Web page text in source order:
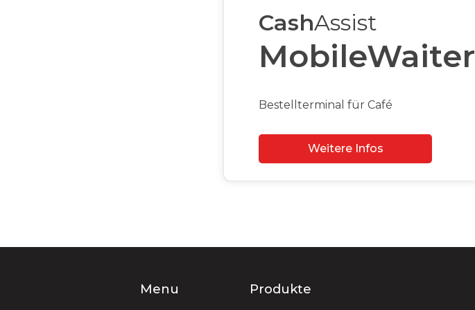
CashAssist
MobileWaiter
Bestellterminal für Café
Weitere Infos
Menu Produkte